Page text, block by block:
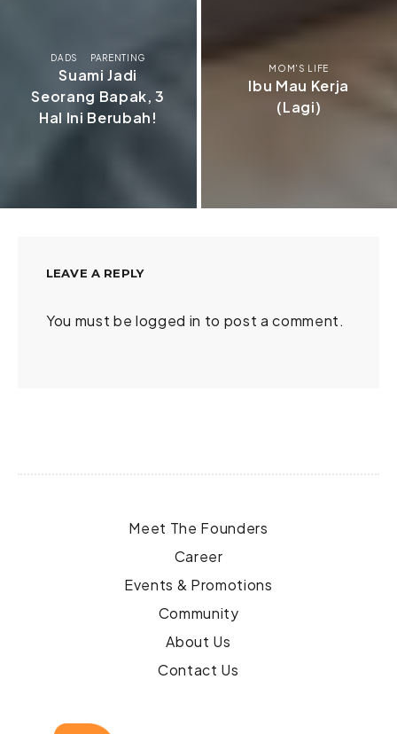
DADS PARENTING
Suami Jadi
Seorang Bapak, 3
Hal Ini Berubah!
MOM'S LIFE
Ibu Mau Kerja
(Lagi)
LEAVE A REPLY
You must be logged in to post a comment.
Meet The Founders
Career
Events & Promotions
Community
About Us
Contact Us